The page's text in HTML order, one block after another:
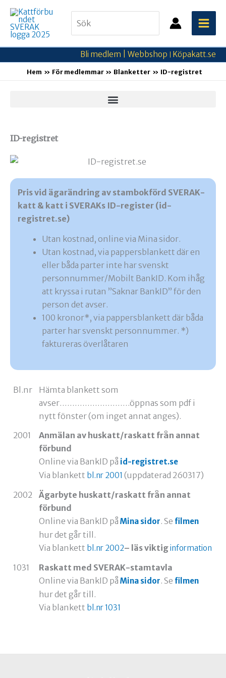
Hoppa
innehåll
for:
Bli medlem | Webbshop Köpakatt.se
Hem För medlemmar Blanketter ID-registret
ID-registret
Pris vid ägarändring av stambokförd SVERAK-
katt & katt i SVERAKs ID-register (id-
registret.se)
Utan kostnad, online via Mina sidor.
Utan kostnad, via pappersblankett där en
eller båda parter inte har svenskt
personnummer/Mobilt BankID. Kom ihåg
att kryssa i rutan ”Saknar BankID” för den
person det avser.
100 kronor*, via pappersblankett där båda
parter har svenskt personnummer. *)
faktureras överlåtaren
Bl.nr
Hämta blankett som
avser……………………….öppnas som pdf i
nytt fönster (om inget annat anges).
2001
Anmälan av huskatt/raskatt från annat
förbund
Online via BankID på id-registret.se
Via blankett bl.nr 2001 (uppdaterad 260317)
2002
Ägarbyte huskatt/raskatt från annat
förbund
Online via BankID påMina sidor. Se filmen
hur det går till.
Via blankett bl.nr 2002– läs viktiginformation
1031
Raskatt med SVERAK-stamtavla
Online via BankID påMina sidor. Se filmen
hur det går till.
Via blankett bl.nr 1031